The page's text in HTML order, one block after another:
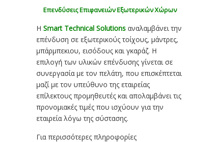
Επενδύσεις Επιφανειών Εξωτερικών Χώρων
Η Smart Technical Solutions αναλαμβάνει την
επένδυση σε εξωτερικούς τοίχους, μάντρες,
μπάρμπεκιου, εισόδους και γκαράζ. Η
επιλογή των υλικών επένδυσης γίνεται σε
συνεργασία με τον πελάτη, που επισκέπτεται
μαζί με τον υπεύθυνο της εταιρείας
επίλεκτους προμηθευτές και απολαμβάνει τις
προνομιακές τιμές που ισχύουν για την
εταιρεία λόγω της σύστασης.
Για περισσότερες πληροφορίες